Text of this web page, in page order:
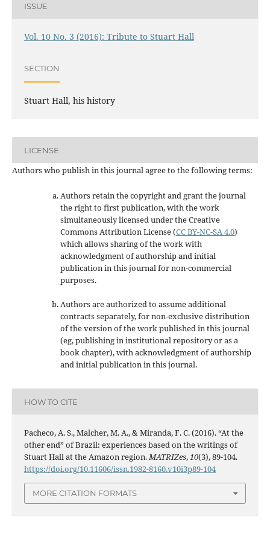
ISSUE
Vol. 10 No. 3 (2016): Tribute to Stuart Hall
SECTION
Stuart Hall, his history
LICENSE
Authors who publish in this journal agree to the following terms:
Authors retain the copyright and grant the journal
the right to first publication, with the work
simultaneously licensed under the Creative
Commons Attribution License(CC BY-NC-SA 4.0)
which allows sharing of the work with
acknowledgment of authorship and initial
publication in this journalfor non-commercial
purposes.
Authors are authorized to assume additional
contracts separately, for non-exclusive distribution
of the version of the work published in this journal
(eg, publishing in institutional repository or as a
book chapter), with acknowledgment of authorship
and initial publication in this journal.
HOW TO CITE
Pacheco, A. S., Malcher, M. A., & Miranda, F. C. (2016). “At the
other end” of Brazil: experiences based on the writings of
Stuart Hall at the Amazon region.MATRIZes,10(3), 89-104.
https://doi.org/10.11606/issn.1982-8160.v10i3p89-104
MORE CITATION FORMATS